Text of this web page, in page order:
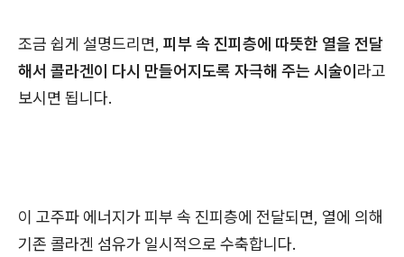
조금 쉽게 설명드리면, 피부 속 진피층에 따뜻한 열을 전달
해서 콜라겐이 다시 만들어지도록 자극해 주는 시술이라고
보시면 됩니다.
이 고주파 에너지가 피부 속 진피층에 전달되면, 열에 의해
기존 콜라겐 섬유가 일시적으로 수축합니다.